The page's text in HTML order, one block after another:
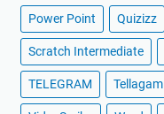
Power Point Quizizz
Scratch Intermediate
TELEGRAM